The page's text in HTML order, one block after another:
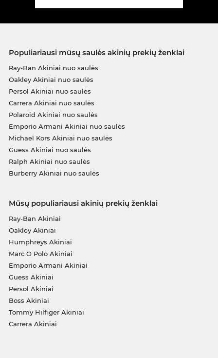
Populiariausi mūsų saulės akinių prekių ženklai
Ray-Ban Akiniai nuo saulės
Oakley Akiniai nuo saulės
Persol Akiniai nuo saulės
Carrera Akiniai nuo saulės
Polaroid Akiniai nuo saulės
Emporio Armani Akiniai nuo saulės
Michael Kors Akiniai nuo saulės
Guess Akiniai nuo saulės
Ralph Akiniai nuo saulės
Burberry Akiniai nuo saulės
Mūsų populiariausi akinių prekių ženklai
Ray-Ban Akiniai
Oakley Akiniai
Humphreys Akiniai
Marc O Polo Akiniai
Emporio Armani Akiniai
Guess Akiniai
Persol Akiniai
Boss Akiniai
Tommy Hilfiger Akiniai
Carrera Akiniai